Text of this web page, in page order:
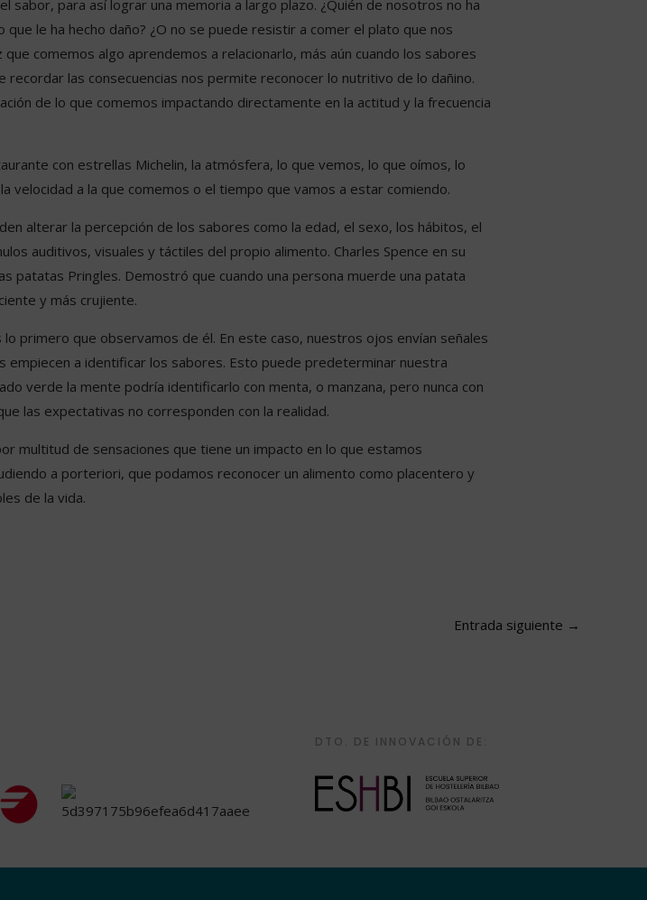
sabor, para así lograr una memoria a largo plazo. ¿Quién de nosotros no ha
le ha hecho daño? ¿O no se puede resistir a comer el plato que nos
comemos algo aprendemos a relacionarlo, más aún cuando los sabores
las consecuencias nos permite reconocer lo nutritivo de lo dañino.
de lo que comemos impactando directamente en la actitud y la frecuencia
con estrellas Michelin, la atmósfera, lo que vemos, lo que oímos, lo
velocidad a la que comemos o el tiempo que vamos a estar comiendo.
alterar la percepción de los sabores como la edad, el sexo, los hábitos, el
auditivos, visuales y táctiles del propio alimento. Charles Spence en su
patatas Pringles. Demostró que cuando una persona muerde una patata
y más crujiente.
primero que observamos de él. En este caso, nuestros ojos envían señales
a identificar los sabores. Esto puede predeterminar nuestra
verde la mente podría identificarlo con menta, o manzana, pero nunca con
las expectativas no corresponden con la realidad.
multitud de sensaciones que tiene un impacto en lo que estamos
a porteriori, que podamos reconocer un alimento como placentero y
de la vida.
Entrada siguiente →
DTO. DE INNOVACIÓN DE: